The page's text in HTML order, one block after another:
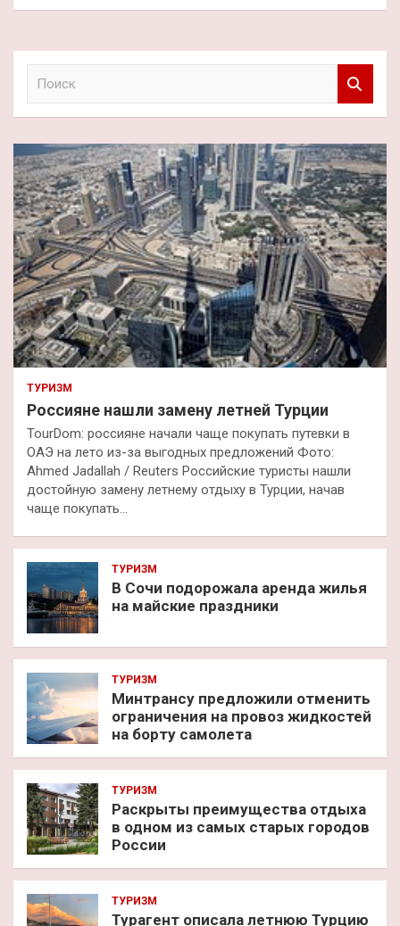
к
ТУРИЗМ
Россияне нашли замену летней Турции
TourDom: россияне начали чаще покупать путевки в
ОАЭ на лето из-за выгодных предложений Фото:
Ahmed Jadallah / Reuters Российские туристы нашли
достойную замену летнему отдыху в Турции, начав
чаще покупать…
ТУРИЗМ
В Сочи подорожала аренда жилья
на майские праздники
ТУРИЗМ
Минтрансу предложили отменить
ограничения на провоз жидкостей
на борту самолета
ТУРИЗМ
Раскрыты преимущества отдыха
в одном из самых старых городов
России
ТУРИЗМ
Турагент описала летнюю Турцию